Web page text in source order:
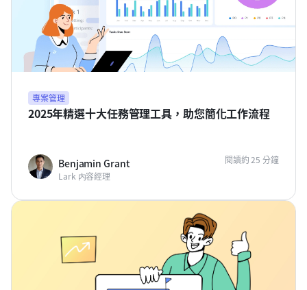
專案管理
2025年精選十大任務管理工具，助您簡化工作流程
Benjamin Grant
Lark 内容經理
閱讀約 25 分鐘